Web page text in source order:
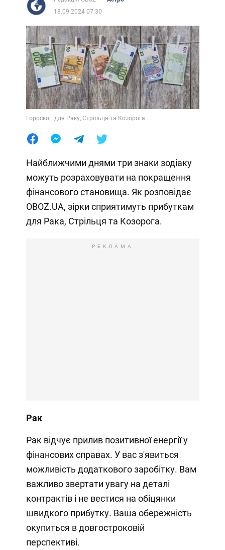
18.09.2024 07:30
Гороскоп для Раку, Стрільця та Козорога
Найближчими днями три знаки зодіаку
можуть розраховувати на покращення
фінансового становища. Як розповідає
OBOZ.UA, зірки сприятимуть прибуткам
для Рака, Стрільця та Козорога.
РЕКЛАМА
Рак
Рак відчує прилив позитивної енергії у
фінансових справах. У вас з'явиться
можливість додаткового заробітку. Вам
важливо звертати увагу на деталі
контрактів і не вестися на обіцянки
швидкого прибутку. Ваша обережність
окупиться в довгостроковій
перспективі.